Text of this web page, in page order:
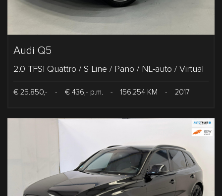
Audi Q5
2.0 TFSI Quattro / S Line / Pano / NL-auto / Virtual
€ 25.850,- - € 436,- p.m. - 156.254 KM - 2017